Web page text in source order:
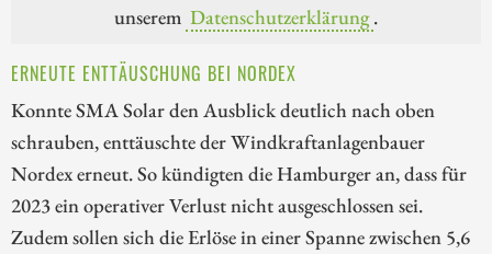
unserem Datenschutzerklärung .
ERNEUTE ENTTÄUSCHUNG BEI NORDEX
Konnte SMA Solar den Ausblick deutlich nach oben
schrauben, enttäuschte der Windkraftanlagenbauer
Nordex erneut. So kündigten die Hamburger an, dass für
2023 ein operativer Verlust nicht ausgeschlossen sei.
Zudem sollen sich die Erlöse in einer Spanne zwischen 5,6